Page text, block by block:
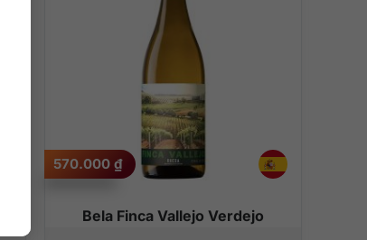
Bela Finca Vallejo Verdejo
570.000 ₫